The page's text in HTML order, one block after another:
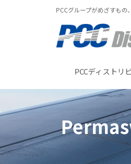
PCCグループがめざすも
PCCディストリ